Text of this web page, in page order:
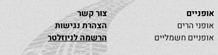
אופניים
אופני הרים
אופניים חשמליים
צור קשר
הצהרת נגישות
הרשמה לניוזלטר